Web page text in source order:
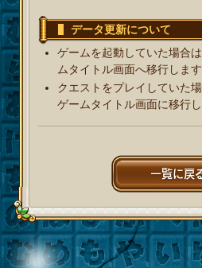
データ更新について
ゲームを起動していた場合
ムタイトル画面へ移行します
クエストをプレイしていた
ゲームタイトル画面に移行し
一覧に戻